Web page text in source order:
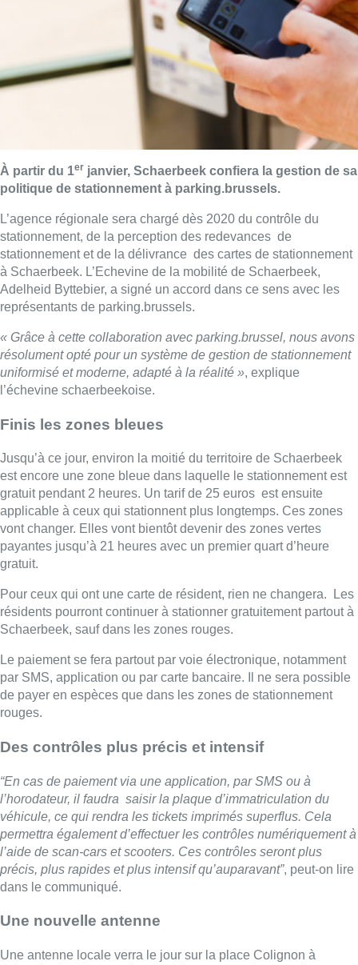
À partir du 1er janvier, Schaerbeek confiera la gestion de sa
politique de stationnement à parking.brussels.
L’agence régionale sera chargé dès 2020 du contrôle du
stationnement, de la perception des redevances de
stationnement et de la délivrance des cartes de stationnement
à Schaerbeek. L’Echevine de la mobilité de Schaerbeek,
Adelheid Byttebier, a signé un accord dans ce sens avec les
représentants de parking.brussels.
« Grâce à cette collaboration avec parking.brussel, nous avons
résolument opté pour un système de gestion de stationnement
uniformisé et moderne, adapté à la réalité », explique
l’échevine schaerbeekoise.
Finis les zones bleues
Jusqu’à ce jour, environ la moitié du territoire de Schaerbeek
est encore une zone bleue dans laquelle le stationnement est
gratuit pendant 2 heures. Un tarif de 25 euros est ensuite
applicable à ceux qui stationnent plus longtemps. Ces zones
vont changer. Elles vont bientôt devenir des zones vertes
payantes jusqu’à 21 heures avec un premier quart d’heure
gratuit.
Pour ceux qui ont une carte de résident, rien ne changera. Les
résidents pourront continuer à stationner gratuitement partout à
Schaerbeek, sauf dans les zones rouges.
Le paiement se fera partout par voie électronique, notamment
par SMS, application ou par carte bancaire. Il ne sera possible
de payer en espèces que dans les zones de stationnement
rouges.
Des contrôles plus précis et intensif
“En cas de paiement via une application, par SMS ou à
l’horodateur, il faudra saisir la plaque d’immatriculation du
véhicule, ce qui rendra les tickets imprimés superflus. Cela
permettra également d’effectuer les contrôles numériquement à
l’aide de scan-cars et scooters. Ces contrôles seront plus
précis, plus rapides et plus intensif qu’auparavant”, peut-on lire
dans le communiqué.
Une nouvelle antenne
Une antenne locale verra le jour sur la place Colignon à